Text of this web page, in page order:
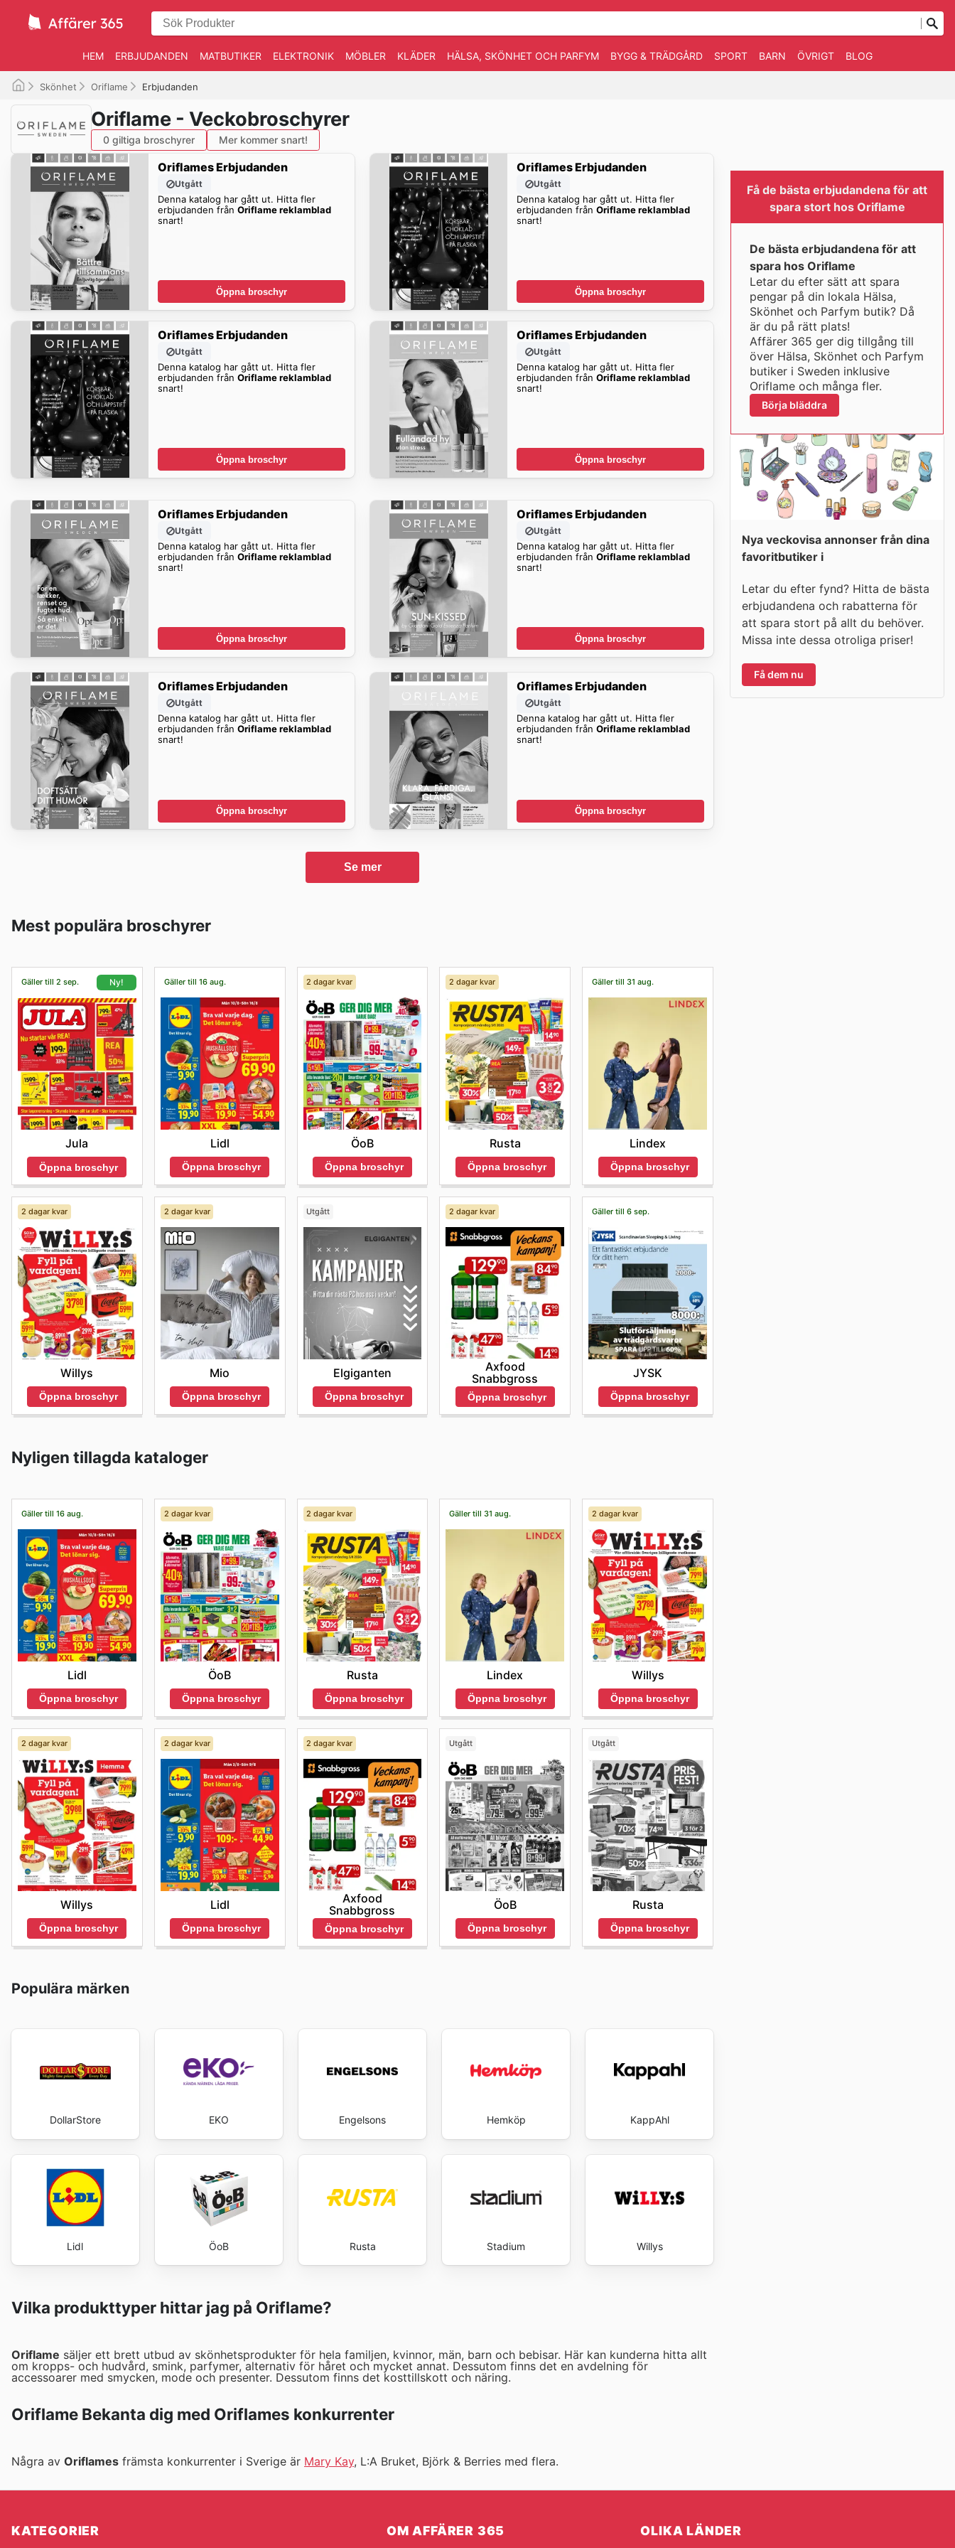
HEM ERBJUDANDEN MATBUTIKER ELEKTRONIK MÖBLER KLÄDER HÄLSA, SKÖNHET OCH PARFYM BYGG & TRÄDGÅRD SPORT BARN ÖVRIGT BLOG
Skönhet Oriflame Erbjudanden
Oriflame - Veckobroschyrer
0 giltiga broschyrer Mer kommer snart!
Oriflames Erbjudanden
Utgått
Denna katalog har gått ut. Hitta fler
erbjudanden från Oriflame reklamblad
snart!
Öppna broschyr
Oriflames Erbjudanden
Utgått
Denna katalog har gått ut. Hitta fler
erbjudanden frånOriflame reklamblad
snart!
Öppna broschyr
Oriflames Erbjudanden
Utgått
Denna katalog har gått ut. Hitta fler
erbjudanden från Oriflame reklamblad
snart!
Öppna broschyr
Oriflames Erbjudanden
Utgått
Denna katalog har gått ut. Hitta fler
erbjudanden frånOriflame reklamblad
snart!
Öppna broschyr
Oriflames Erbjudanden
Utgått
Denna katalog har gått ut. Hitta fler
erbjudanden från Oriflame reklamblad
snart!
Öppna broschyr
Oriflames Erbjudanden
Utgått
Denna katalog har gått ut. Hitta fler
erbjudanden frånOriflame reklamblad
snart!
Öppna broschyr
Oriflames Erbjudanden
Utgått
Denna katalog har gått ut. Hitta fler
erbjudanden från Oriflame reklamblad
snart!
Öppna broschyr
Oriflames Erbjudanden
Utgått
Denna katalog har gått ut. Hitta fler
erbjudanden frånOriflame reklamblad
snart!
Öppna broschyr
Se mer
Mest populära broschyrer
Gäller till 2 sep. Ny!
Jula
Öppna broschyr
Gäller till 16 aug.
Lidl
Öppna broschyr
2 dagar kvar
ÖoB
Öppna broschyr
2 dagar kvar
Rusta
Öppna broschyr
Gäller till 31 aug.
Lindex
Öppna broschyr
2 dagar kvar
Willys
Öppna broschyr
2 dagar kvar
Mio
Öppna broschyr
Utgått
Elgiganten
Öppna broschyr
2 dagar kvar
Axfood
Snabbgross
Öppna broschyr
Gäller till 6 sep.
JYSK
Öppna broschyr
Nyligen tillagda kataloger
Gäller till 16 aug.
Lidl
Öppna broschyr
2 dagar kvar
ÖoB
Öppna broschyr
2 dagar kvar
Rusta
Öppna broschyr
Gäller till 31 aug.
Lindex
Öppna broschyr
2 dagar kvar
Willys
Öppna broschyr
2 dagar kvar
Willys
Öppna broschyr
2 dagar kvar
Lidl
Öppna broschyr
2 dagar kvar
Axfood
Snabbgross
Öppna broschyr
Utgått
ÖoB
Öppna broschyr
Utgått
Rusta
Öppna broschyr
Populära märken
DollarStore EKO Engelsons Hemköp KappAhl
Lidl ÖoB Rusta Stadium Willys
Vilka produkttyper hittar jag på Oriflame?
Oriflame säljer ett brett utbud av skönhetsprodukter för hela familjen, kvinnor, män, barn och bebisar. Här kan kunderna hitta allt
om kropps- och hudvård, smink, parfymer, alternativ för håret och mycket annat. Dessutom finns det en avdelning för
accessoarer med smycken, mode och presenter. Dessutom finns det kosttillskott och näring.
Oriflame Bekanta dig med Oriflames konkurrenter
Några av Oriflames främsta konkurrenter i Sverige är Mary Kay, L:A Bruket, Björk & Berries med flera.
Få de bästa erbjudandena för att
spara stort hos Oriflame
De bästa erbjudandena för att
spara hos Oriflame
Letar du efter sätt att spara
pengar på din lokala Hälsa,
Skönhet och Parfym butik? Då
är du på rätt plats!
Affärer 365 ger dig tillgång till
över Hälsa, Skönhet och Parfym
butiker i Sweden inklusive
Oriflame och många fler.
Börja bläddra
Nya veckovisa annonser från dina
favoritbutiker i
Letar du efter fynd? Hitta de bästa
erbjudandena och rabatterna för
att spara stort på allt du behöver.
Missa inte dessa otroliga priser!
Få dem nu
KATEGORIER OM AFFÄRER 365 OLIKA LÄNDER